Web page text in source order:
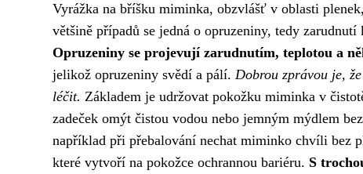
Vyrážka na bříšku miminka, obzvlášť v oblasti
většině případů se jedná o opruzeniny, tedy
Opruzeniny se projevují zarudnutím, teplotou a
jelikož opruzeniny svědí a pálí. Dobrou zprávou je,
léčit. Základem je udržovat pokožku miminka v
zadeček omýt čistou vodou nebo jemným mýdlem
například při přebalování nechat miminko chvíli bez
které vytvoří na pokožce ochrannou bariéru. S